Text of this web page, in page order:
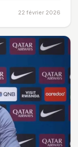
22 février 2026